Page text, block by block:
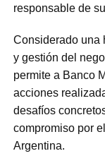
responsable de
Considerado una
y gestión del
permite a Banco
acciones
desafíos
compromiso por
Argentina.